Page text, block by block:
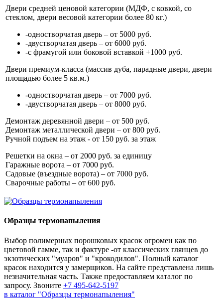
Двери средней ценовой категории (МДФ, с ковкой, со
стеклом, двери весовой категории более 80 кг.)
-одностворчатая дверь – от 5000 руб.
-двустворчатая дверь – от 6000 руб.
-с фрамугой или боковой вставкой +1000 руб.
Двери премиум-класса (массив дуба, парадные двери, двери
площадью более 5 кв.м.)
-одностворчатая дверь – от 7000 руб.
-двустворчатая дверь – от 8000 руб.
Демонтаж деревянной двери – от 500 руб.
Демонтаж металлической двери – от 800 руб.
Ручной подъем на этаж - от 150 руб. за этаж
Решетки на окна – от 2000 руб. за единицу
Гаражные ворота – от 7000 руб.
Садовые (въездные ворота) – от 7000 руб.
Сварочные работы – от 600 руб.
Образцы термонапыления
Выбор полимерных порошковых красок огромен как по
цветовой гамме, так и фактуре -от классических глянцев до
экзотических "муаров" и "крокодилов". Полный каталог
красок находится у замерщиков. На сайте представлена лишь
незначительная часть. Также предоставляем каталог по
запросу. Звоните +7 495-642-5197
в каталог "Образцы термонапыления"